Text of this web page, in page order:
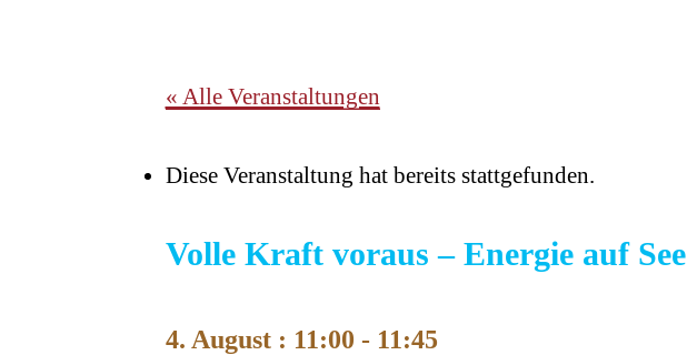
« Alle Veranstaltungen
Diese Veranstaltung hat bereits stattgefunden.
Volle Kraft voraus – Energie auf See
4. August : 11:00 - 11:45